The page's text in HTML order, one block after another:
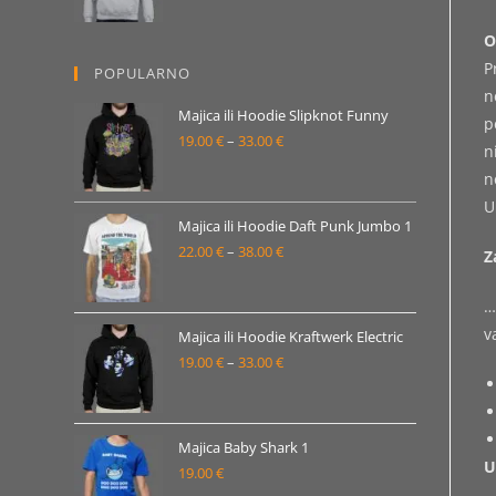
33.00 €
POPULARNO
Majica ili Hoodie Slipknot Funny
19.00€– 33.00€Raspon
od
19.00 €
do
Majica ili Hoodie Daft Punk Jumbo 1
22.00€– 38.00€Raspon
od
22.00 €
do
Majica ili Hoodie Kraftwerk Electric
19.00€– 33.00€Raspon
od
19.00 €
Majica Baby Shark 1
19.00€